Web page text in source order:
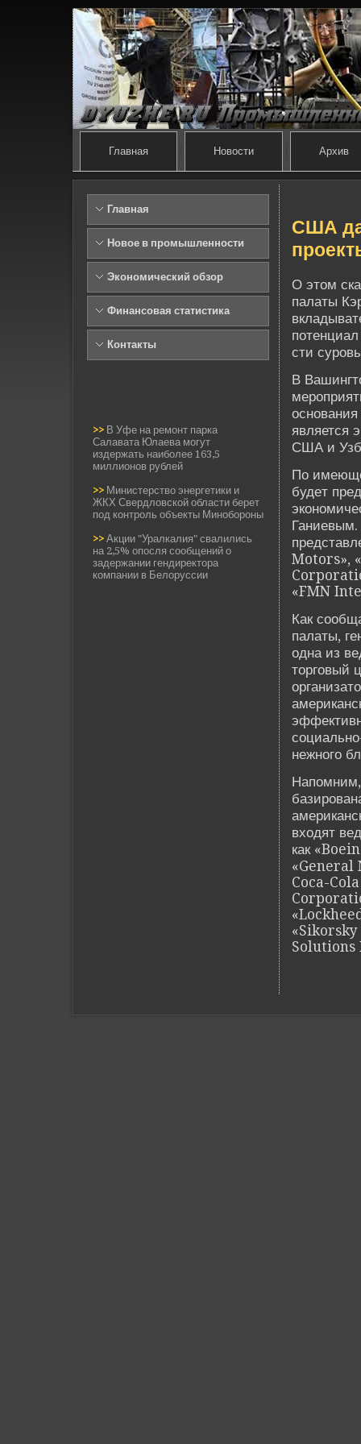
Главная Новости Архив
Главная
Новое в промышленности
Экономический обзор
Финансовая статистика
Контакты
>> В Уфе на ремонт парка
Салавата Юлаева могут
издержать наиболее 163,5
миллионов рублей
>> Министерство энергетики и
ЖКХ Свердловской области берет
под контроль объекты Минобороны
>> Акции "Уралкалия" свалились
на 2,5% опосля сообщений о
задержании гендиректора
компании в Белоруссии
США
О этом
палаты
сти
В
является
США и
По
буде­т
Ганиевым.
Motors»,
«FMN
Как
палаты,
одна из
торговый
нежного
Напомним,
входят
как
«General
Coca-
Solutions